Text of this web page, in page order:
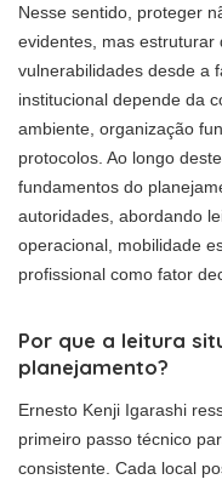
Nesse sentido, proteger
evidentes, mas estruturar
vulnerabilidades desde a
institucional depende da
ambiente, organização
protocolos. Ao longo
fundamentos do
autoridades, abordando
operacional, mobilidade
profissional como fator
Por que a leitura
planejamento?
Ernesto Kenji Igarashi
primeiro passo técnico
consistente. Cada local